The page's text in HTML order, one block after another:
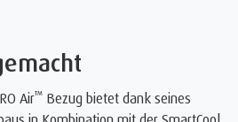
Air™ Bezug bietet dank seines